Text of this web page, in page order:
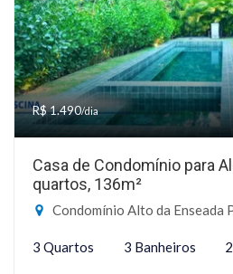
R$ 1.490/dia
Casa de Condomínio para
quartos, 136m²
Condomínio Alto da Enseada Praia do Forte, Sn -
3 Quartos 3 Banheiros